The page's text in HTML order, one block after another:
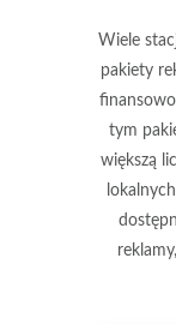
Wiele
pakiety
tym
większą